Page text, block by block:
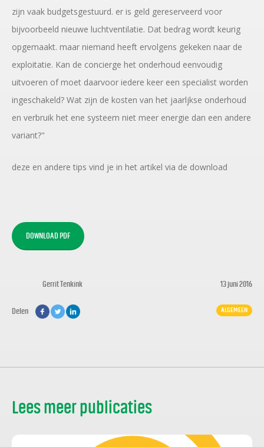
zijn vaak budgetsgestuurd. er is geld gereserveerd voor
bijvoorbeeld nieuwe luchtventilatie. Dat bedrag wordt keurig
opgemaakt. maar niemand heeft ervolgens gekeken naar de
exploitatie. Kan de concierge het onderhoud eenvoudig
uitvoeren of moet daarvoor iedere keer een specialist worden
ingeschakeld? Wat zijn de kosten van het jaarljkse onderhoud
en verbruik het ene systeem niet meer energie dan een andere
variant?"
deze en andere tips vind je in het artikel via de download
DOWNLOAD PDF
Gerrit Tenkink 13 juni 2016
ALGEMEEN
Delen
Lees meer publicaties